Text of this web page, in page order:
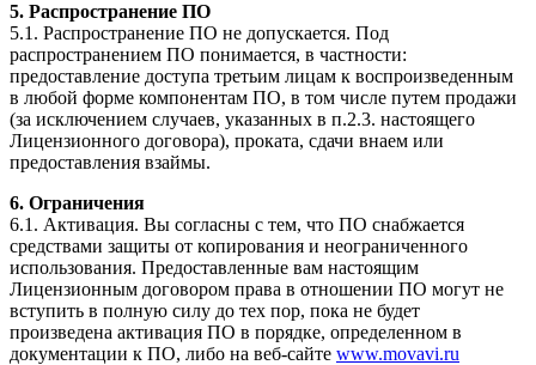
5. Распространение ПО
5.1. Распространение ПО не допускается. Под
распространением ПО понимается, в частности:
предоставление доступа третьим лицам к воспроизведенным
в любой форме компонентам ПО, в том числе путем продажи
(за исключением случаев, указанных в п.2.3. настоящего
Лицензионного договора), проката, сдачи внаем или
предоставления взаймы.
6. Ограничения
6.1. Активация. Вы согласны с тем, что ПО снабжается
средствами защиты от копирования и неограниченного
использования. Предоставленные вам настоящим
Лицензионным договором права в отношении ПО могут не
вступить в полную силу до тех пор, пока не будет
произведена активация ПО в порядке, определенном в
документации к ПО, либо на веб-сайте www.movavi.ru